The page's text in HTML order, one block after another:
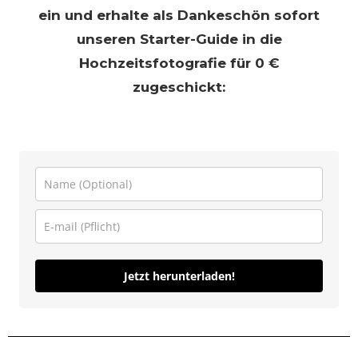
ein und erhalte als Dankeschön sofort
unseren Starter-Guide in die
Hochzeitsfotografie für 0 €
zugeschickt:
Jetzt herunterladen!